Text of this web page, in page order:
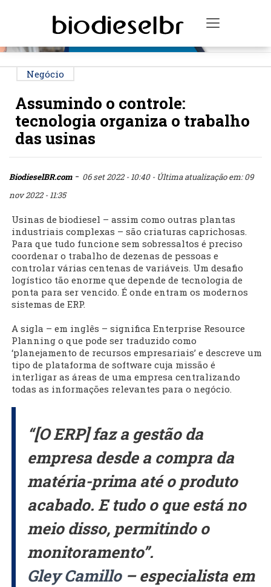
Toggle
Negócio
Assumindo o controle:
tecnologia organiza o trabalho
das usinas
BiodieselBR.com- 06 set 2022 - 10:40 - Última atualização em: 09
nov 2022 - 11:35
Usinas de biodiesel – assim como outras plantas
industriais complexas – são criaturas caprichosas.
Para que tudo funcione sem sobressaltos é preciso
coordenar o trabalho de dezenas de pessoas e
controlar várias centenas de variáveis. Um desafio
logístico tão enorme que depende de tecnologia de
ponta para ser vencido. É onde entram os modernos
sistemas de ERP.
A sigla – em inglês – significa Enterprise Resource
Planning o que pode ser traduzido como
‘planejamento de recursos empresariais’ e descreve um
tipo de plataforma de software cuja missão é
interligar as áreas de uma empresa centralizando
todas as informações relevantes para o negócio.
“[O ERP] faz a gestão da
empresa desde a compra da
matéria-prima até o produto
acabado. E tudo o que está no
meio disso, permitindo o
monitoramento”.
Gley Camillo– especialista em